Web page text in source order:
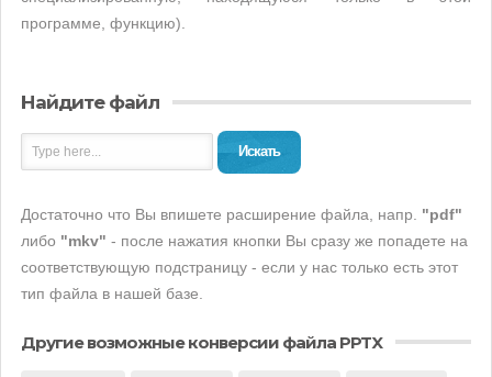
программе, функцию).
Найдите файл
Искать
Достаточно что Вы впишете расширение файла, напр. "pdf"
либо "mkv" - после нажатия кнопки Вы сразу же попадете на
соответствующую подстраницу - если у нас только есть этот
тип файла в нашей базе.
Другие возможные конверсии файла PPTX